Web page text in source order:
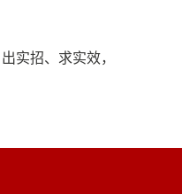
实招、求实效，